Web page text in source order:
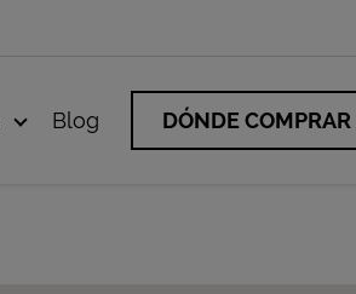
Blog DÓNDE COMPRAR